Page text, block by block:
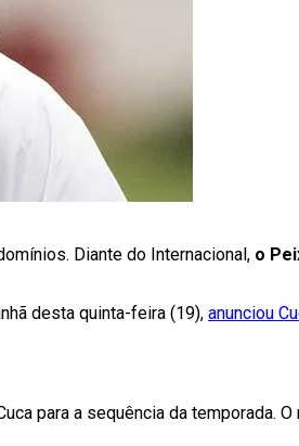
Diante do Internacional, o
desta quinta-feira (19), anunciou
para a sequência da temporada. O